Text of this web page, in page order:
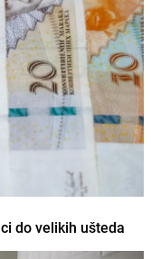
do velikih ušteda